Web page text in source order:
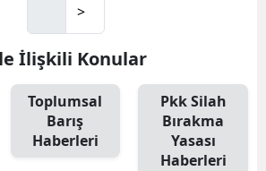
>
İlişkili Konular
Toplumsal
Barış
Haberleri
Pkk Silah
Bırakma
Yasası
Haberleri